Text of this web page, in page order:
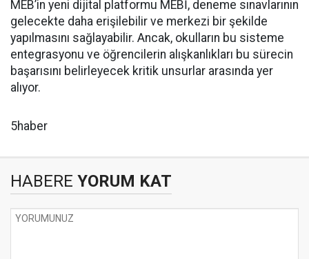
MEB’in yeni dijital platformu MEBİ, deneme sınavlarının
gelecekte daha erişilebilir ve merkezi bir şekilde
yapılmasını sağlayabilir. Ancak, okulların bu sisteme
entegrasyonu ve öğrencilerin alışkanlıkları bu sürecin
başarısını belirleyecek kritik unsurlar arasında yer
alıyor.
5haber
HABERE YORUM KAT